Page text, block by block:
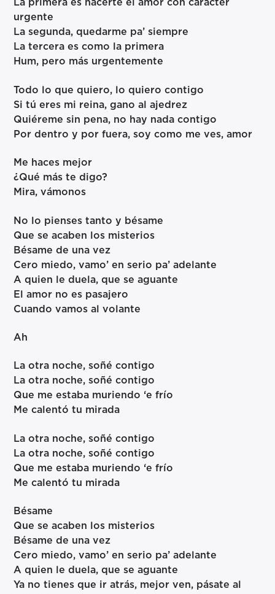
La primera es hacerte el amor con carácter
urgente
La segunda, quedarme pa’ siempre
La tercera es como la primera
Hum, pero más urgentemente
Todo lo que quiero, lo quiero contigo
Si tú eres mi reina, gano al ajedrez
Quiéreme sin pena, no hay nada contigo
Por dentro y por fuera, soy como me ves, amor
Me haces mejor
¿Qué más te digo?
Mira, vámonos
No lo pienses tanto y bésame
Que se acaben los misterios
Bésame de una vez
Cero miedo, vamo’ en serio pa’ adelante
A quien le duela, que se aguante
El amor no es pasajero
Cuando vamos al volante
Ah
La otra noche, soñé contigo
La otra noche, soñé contigo
Que me estaba muriendo ‘e frío
Me calentó tu mirada
La otra noche, soñé contigo
La otra noche, soñé contigo
Que me estaba muriendo ‘e frío
Me calentó tu mirada
Bésame
Que se acaben los misterios
Bésame de una vez
Cero miedo, vamo’ en serio pa’ adelante
A quien le duela, que se aguante
Ya no tienes que ir atrás, mejor ven, pásate al